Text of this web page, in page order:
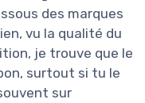
des marques
vu la qualité du
je trouve que le
surtout si tu le
sur